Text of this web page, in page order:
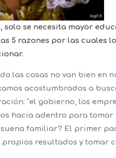
se necesita mayor
5 razones por las cuales
las cosas no van bien en
acostumbrados a
“el gobierno, los
hacia adentro para
familiar? El primer
resultados y tomar